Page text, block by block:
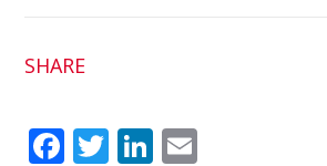
SHARE
Fac
Twit
Link